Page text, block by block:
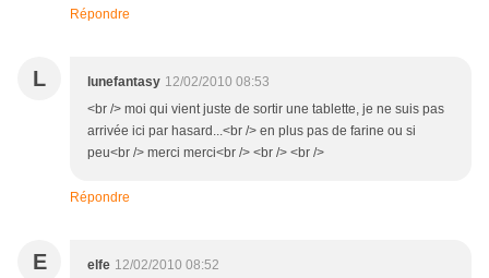
Répondre
L lunefantasy 12/02/2010 08:53
<br /> moi qui vient juste de sortir une tablette, je ne suis pas
arrivée ici par hasard...<br /> en plus pas de farine ou si
peu<br /> merci merci<br /> <br /> <br />
Répondre
E elfe 12/02/2010 08:52